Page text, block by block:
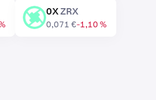
ZRX 0XZRX
0,071 €-1,10 %